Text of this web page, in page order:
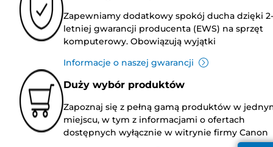
Zapewniamy dodatkowy spokój ducha dzięki 2-
letniej gwarancji producenta (EWS) na sprzęt
komputerowy. Obowiązują wyjątki
Informacje o naszej gwarancji
Duży wybór produktów
Zapoznaj się z pełną gamą produktów w
miejscu, w tym z informacjami o ofertach
dostępnych wyłącznie w witrynie firmy Canon